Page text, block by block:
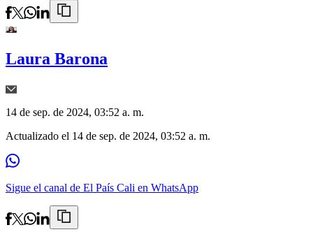
Laura Barona
14 de sep. de 2024, 03:52 a. m.
Actualizado el 14 de sep. de 2024, 03:52 a. m.
Sigue el canal de El País Cali en WhatsApp